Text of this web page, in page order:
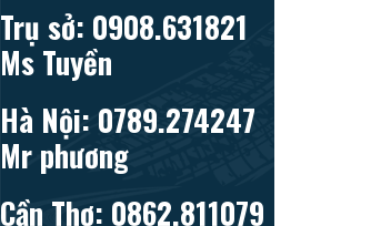
Trụ sở: 0908.631821
Ms Tuyền
Hà Nội: 0789.274247
Mr phương
Cần Thơ: 0862.811079